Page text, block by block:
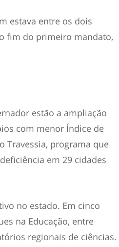
estava entre os dois
fim do primeiro mandato,
estão a ampliação
com menor Índice de
Travessia, programa que
em 29 cidades
no estado. Em cinco
na Educação, entre
regionais de ciências.